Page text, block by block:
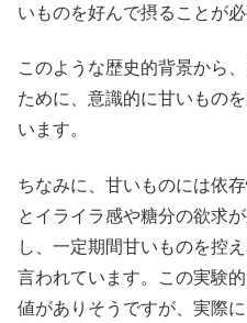
いものを好んで摂ることが必
このような歴史的背景から
ために、意識的に甘いもの
います。
ちなみに、甘いものには依
とイライラ感や糖分の欲求
し、一定期間甘いものを控
言われています。この実験
値がありそうですが、実際